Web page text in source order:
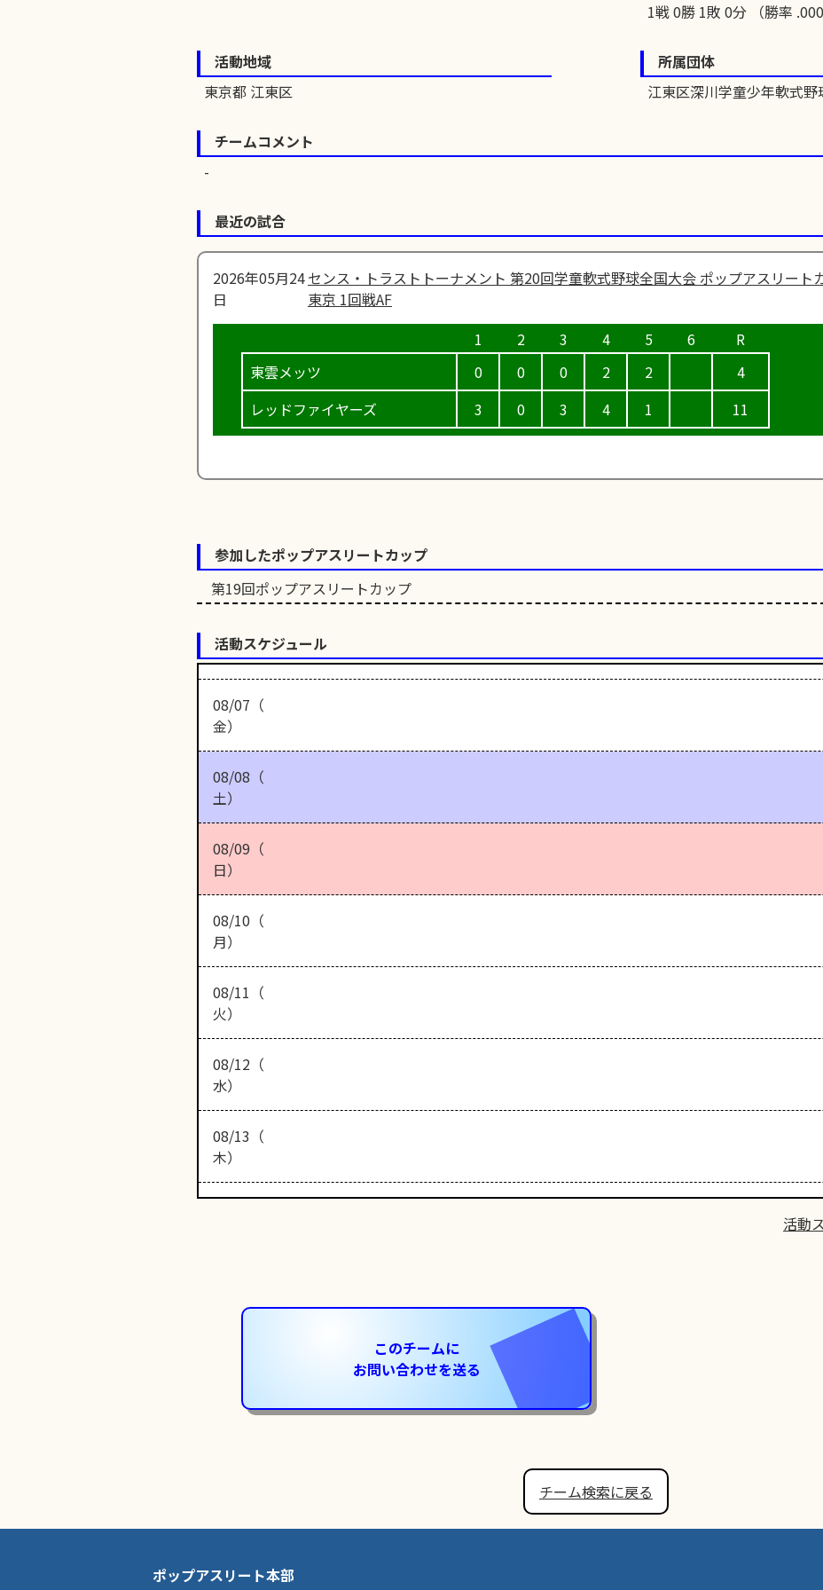
1戦 0勝 1敗 0分 （勝率 .000
活動地域
東京都 江東区
所属団体
江東区深川学童少年軟式野
チームコメント
最近の試合
2026年05月24
日
センス・トラストトーナメント 第20回学童軟式野球全国大会 ポップアスリート
東京 1回戦AF
東雲メッツ
レッドファイヤーズ
0
3
0
0
0
3
2
4
2
1
4
11
参加したポップアスリートカップ
第19回ポップアスリートカップ
活動スケジュール
08/07（
金）
08/08（
土）
08/09（
日）
08/10（
月）
08/11（
火）
08/12（
水）
08/13（
木）
活動
このチームに
お問い合わせを送る
チーム検索に戻る
ポップアスリート本部